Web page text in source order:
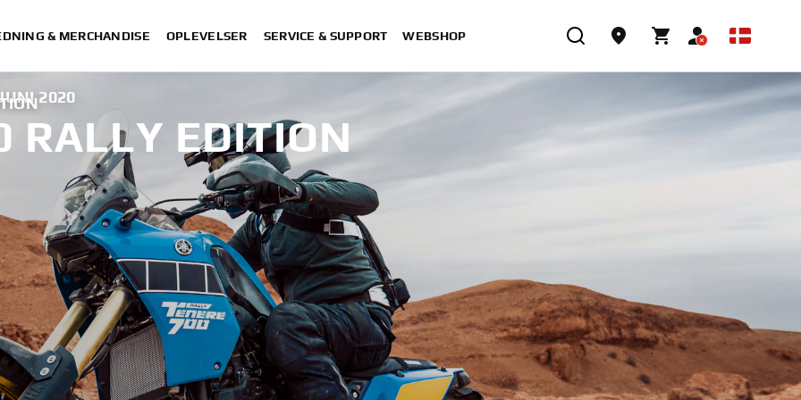
& MERCHANDISE OPLEVELSER SERVICE & SUPPORT WEBSHOP
2020
RALLY EDITION